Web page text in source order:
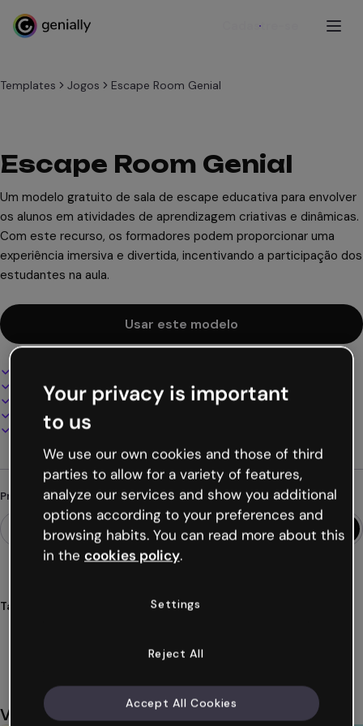
Cadastre-se
Templates Jogos Escape Room Genial
Escape Room Genial
Um modelo gratuito de sala de escape educativa para envolver
os alunos em atividades de aprendizagem criativas e dinâmicas.
Com este recurso, os formadores podem proporcionar uma
experiência imersiva e divertida, incentivando a participação dos
estudantes na aula.
Usar este modelo
100% personalizável
Adicione áudio, vídeo e multimídia
Apresente, compartilhe ou publique online
Baixe em PDF, MP4 e outros formatos
Procurando algo diferente?
Tags
Você também pode gostar
Your privacy is important
to us
We use our own cookies and those of third
parties to allow for a variety of features,
analyze our services and show you additional
options according to your preferences and
browsing habits. You can read more about this
in the cookies policy.
Settings
Reject All
Accept All Cookies